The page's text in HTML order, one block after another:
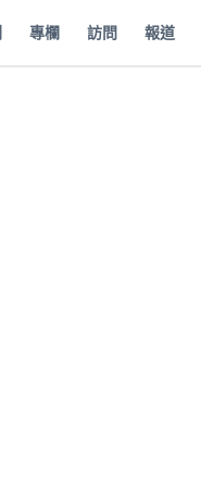
專欄 訪問 報道